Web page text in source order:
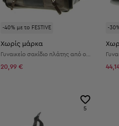
-40% με το FESTIVE
Χωρίς μάρκα
20,99 €
-
5